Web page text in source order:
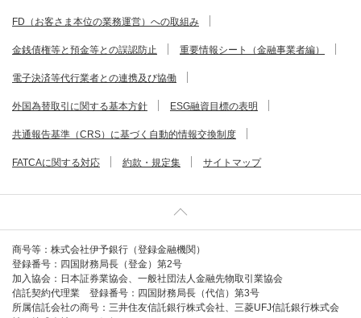
FD（お客さま本位の業務運営）への取組み
金銭債権等と預金等との誤認防止 重要情報シート（金融事業者編）
電子決済等代行業者との連携及び協働
外国為替取引に関する基本方針 ESG融資目標の表明
共通報告基準（CRS）に基づく自動的情報交換制度
FATCAに関する対応 約款・規定集 サイトマップ
商号等：株式会社伊予銀行（登録金融機関）
登録番号：四国財務局長（登金）第2号
加入協会：日本証券業協会、一般社団法人金融先物取引業協会
信託契約代理業 登録番号：四国財務局長（代信）第3号
所属信託会社の商号：三井住友信託銀行株式会社、三菱UFJ信託銀行株式会